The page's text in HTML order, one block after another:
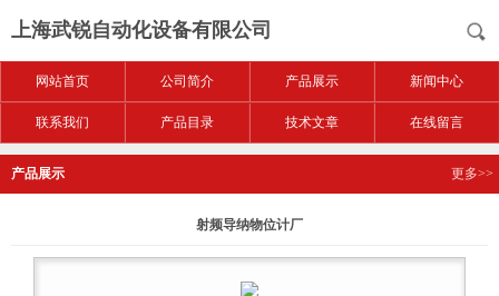
上海武锐自动化设备有限公司
网站首页 公司简介 产品展示 新闻中心
联系我们 产品目录 技术文章 在线留言
产品展示 更多>>
射频导纳物位计厂